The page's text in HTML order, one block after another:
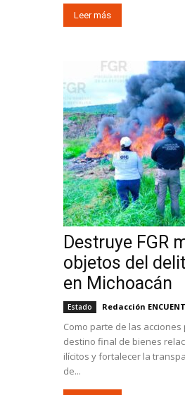
Leer más
Destruye FGR
objetos del
en Michoacán
Estado Redacción
Como parte de las
destino final de bienes
ilícitos y fortalecer la
de...